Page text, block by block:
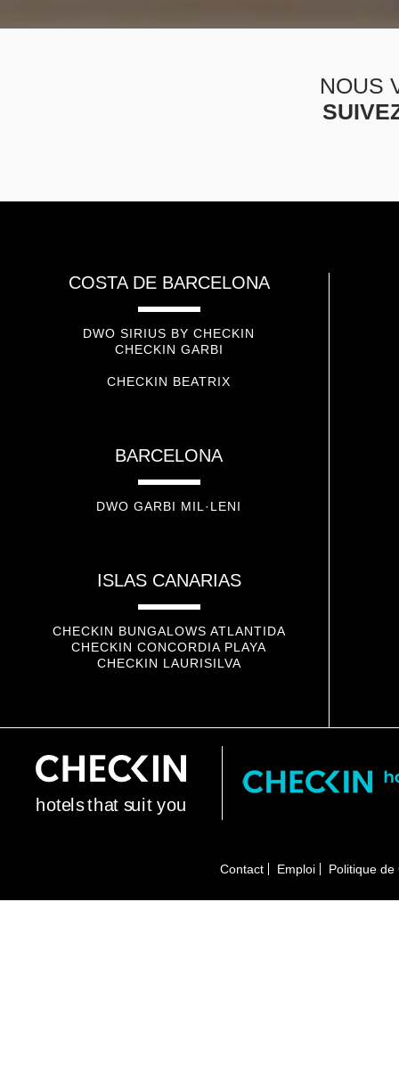
NOUS
COSTA DE BARCELONA
DWO SIRIUS BY CHECKIN
CHECKIN GARBI
CHECKIN BEATRIX
BARCELONA
DWO GARBI MIL·LENI
ISLAS CANARIAS
CHECKIN BUNGALOWS ATLANTIDA
CHECKIN CONCORDIA PLAYA
CHECKIN LAURISILVA
hotelsthat suit you
Contact Emploi Politique de